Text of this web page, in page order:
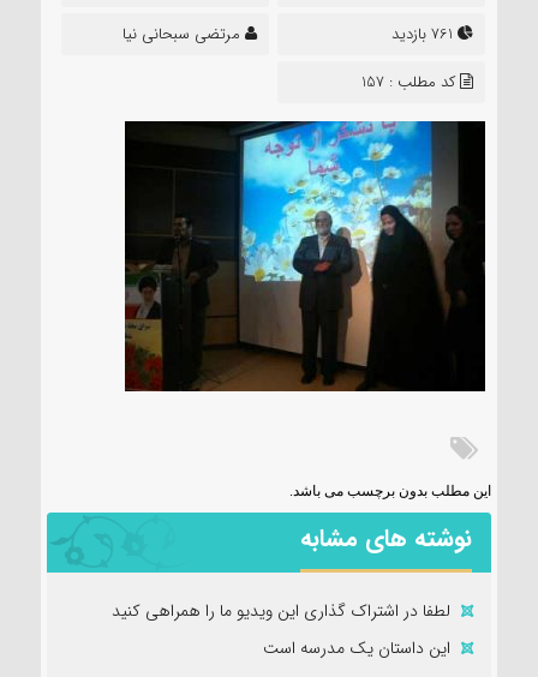
مرتضی سبحانی نیا
کد مطلب : 157
این مطلب بدون برچسب می باشد.
نوشته های مشابه
لطفا در اشتراک گذاری این ویدیو ما را همراهی کنید
این داستان یک مدرسه است